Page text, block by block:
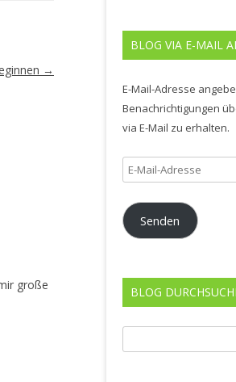
→
große
BLOG VIA E-MAIL
E-Mail-Adresse
Benachrichtigungen
via E-Mail zu erhalten.
E-
Mail-
Adresse
Senden
BLOG
nach: